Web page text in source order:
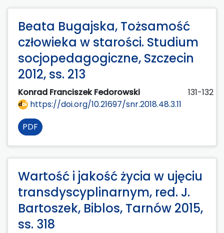
Beata Bugajska, Tożsamość
człowieka w starości. Studium
socjopedagogiczne, Szczecin
2012, ss. 213
Konrad Franciszek Fedorowski
131-132
https://doi.org/10.21697/snr.2018.48.3.11
PDF
Wartość i jakość życia w ujęciu
transdyscyplinarnym, red. J.
Bartoszek, Biblos, Tarnów 2015,
ss. 318